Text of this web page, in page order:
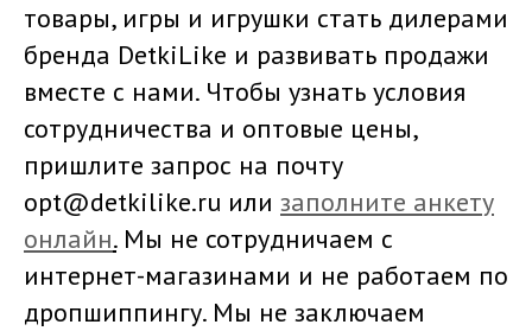
товары, игры и игрушки стать дилерами
бренда DetkiLike и развивать продажи
вместе с нами. Чтобы узнать условия
сотрудничества и оптовые цены,
пришлите запрос на почту
opt@detkilike.ru или заполните анкету
онлайн.Мы не сотрудничаем с
интернет-магазинами и не работаем по
дропшиппингу. Мы не заключаем